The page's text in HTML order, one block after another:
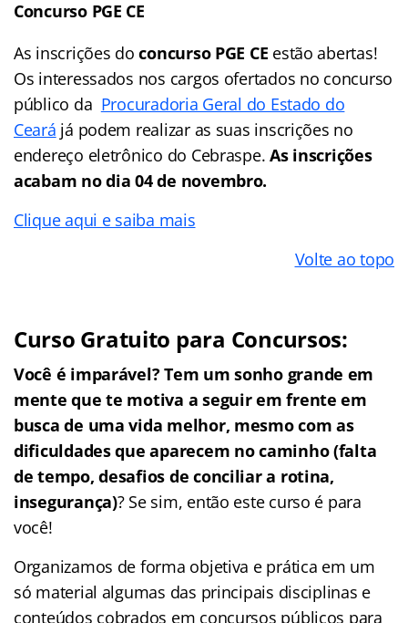
Concurso PGE CE
As inscrições doconcurso PGE CE estão abertas!
Os interessados nos cargos ofertados no concurso
público da Procuradoria Geral do Estado do
Ceará já podem realizar as suas inscrições no
endereço eletrônico do Cebraspe.As inscrições
acabam no dia 04 de novembro.
Clique aqui e saiba mais
Volte ao topo
Curso Gratuito para Concursos:
Você é imparável? Tem um sonho grande em
mente que te motiva a seguir em frente em
busca de uma vida melhor, mesmo com as
dificuldades que aparecem no caminho (falta
de tempo, desafios de conciliar a rotina,
insegurança)? Se sim, então este curso é para
você!
Organizamos de forma objetiva e prática em um
só material algumas das principais disciplinas e
conteúdos cobrados em concursos públicos para